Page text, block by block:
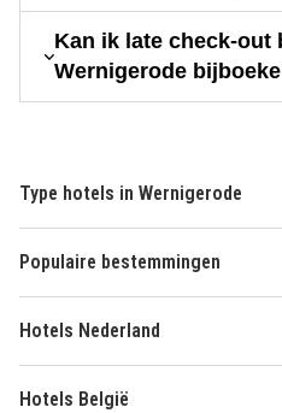
Kan ik late check-out
Wernigerode
Type hotels in Wernigerode
Populaire bestemmingen
Hotels Nederland
Hotels België